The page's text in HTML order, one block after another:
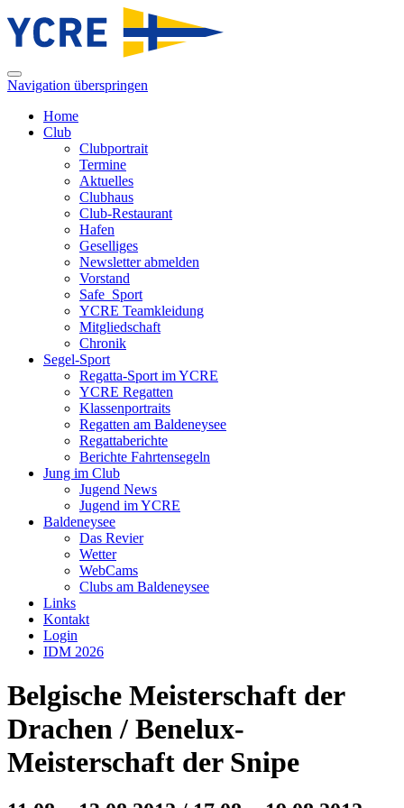
Navigation überspringen
Home
Club
Clubportrait
Termine
Aktuelles
Clubhaus
Club-Restaurant
Hafen
Geselliges
Newsletter abmelden
Vorstand
Safe_Sport
YCRE Teamkleidung
Mitgliedschaft
Chronik
Segel-Sport
Regatta-Sport im YCRE
YCRE Regatten
Klassenportraits
Regatten am Baldeneysee
Regattaberichte
Berichte Fahrtensegeln
Jung im Club
Jugend News
Jugend im YCRE
Baldeneysee
Das Revier
Wetter
WebCams
Clubs am Baldeneysee
Links
Kontakt
Login
IDM 2026
Belgische Meisterschaft der
Drachen / Benelux-
Meisterschaft der Snipe